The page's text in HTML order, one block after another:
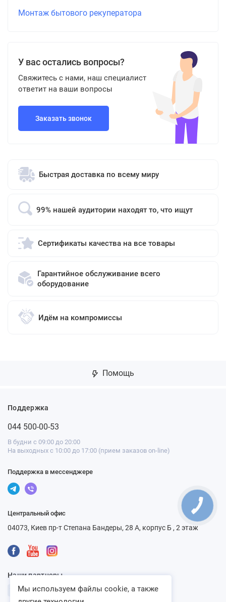
Монтаж бытового рекуператора
У вас остались вопросы?
Свяжитесь с нами, наш специалист
ответит на ваши вопросы
Заказать звонок
Быстрая доставка по всему миру
99% нашей аудитории находят то, что ищут
Сертификаты качества на все товары
Гарантийное обслуживание всего
оборудование
Идём на компромиссы
Помощь
Поддержка
044 500-00-53
В будни с 09:00 до 20:00
На выходных с 10:00 до 17:00 (прием заказов on-line)
Поддержка в мессенджере
Центральный офис
04073, Киев пр-т Степана Бандеры, 28 А, корпус Б , 2 этаж
Наши партнеры
Мы используем файлы cookie, а также